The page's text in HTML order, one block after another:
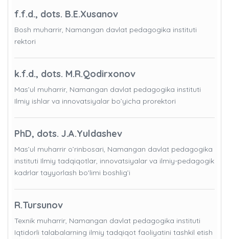
f.f.d., dots. B.E.Xusanov
Bosh muharrir, Namangan davlat pedagogika instituti
rektori
k.f.d., dots. M.R.Qodirxonov
Mas’ul muharrir, Namangan davlat pedagogika instituti
Ilmiy ishlar va innovatsiyalar bo’yicha prorektori
PhD, dots. J.A.Yuldashev
Mas’ul muharrir o’rinbosari, Namangan davlat pedagogika
instituti Ilmiy tadqiqotlar, innovatsiyalar va ilmiy-pedagogik
kadrlar tayyorlash bo'limi boshlig’i
R.Tursunov
Texnik muharrir, Namangan davlat pedagogika instituti
Iqtidorli talabalarning ilmiy tadqiqot faoliyatini tashkil etish